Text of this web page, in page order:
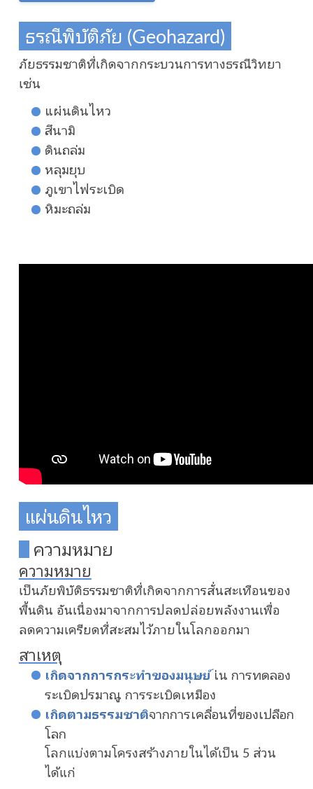
ธรณีพิบัติภัย (Geohazard)
ภัยธรรมชาติที่เกิดจากกระบวนการทางธรณีวิทยา
เช่น
แผ่นดินไหว
สึนามิ
ดินถล่ม
หลุมยุบ
ภูเขาไฟระเบิด
หิมะถล่ม
แผ่นดินไหว
ความหมาย
ความหมาย
เป็นภัยพิบัติธรรมชาติที่เกิดจากการสั่นสะเทือนของ
พื้นดิน อันเนื่องมาจากการปลดปล่อยพลังงานเพื่อ
ลดความเครียดที่สะสมไว้ภายในโลกออกมา
สาเหตุ
เกิดจากการกระทำของมนุษย์เ่น การทดลอง
ระเบิดปรมาณู การระเบิดเหมือง
เกิดตามธรรมชาติจากการเคลื่อนที่ของเปลือก
โลก
โลกแบ่งตามโครงสร้างภายในได้เป็น 5 ส่วน
ได้แก่